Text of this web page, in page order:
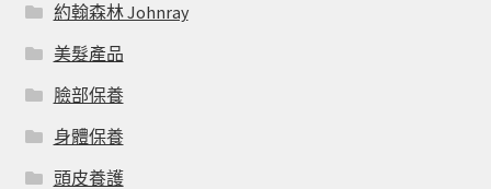
約翰森林 Johnray
美髮產品
臉部保養
身體保養
頭皮養護